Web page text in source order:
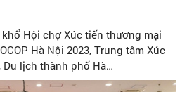
Hội chợ Xúc tiến thương mại
Hà Nội 2023, Trung tâm Xúc
lịch thành phố Hà
hiệp các Hội Khoa học và Kỹ